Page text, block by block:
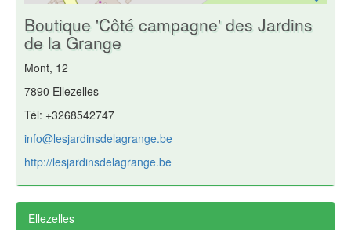
Boutique 'Côté campagne' des Jardins
de la Grange
Mont, 12
7890 Ellezelles
Tél: +3268542747
info@lesjardinsdelagrange.be
http://lesjardinsdelagrange.be
Ellezelles